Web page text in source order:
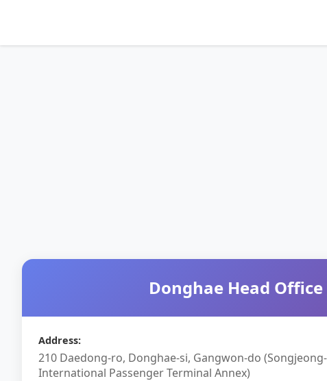
Donghae Head Office
Address:
210 Daedong-ro, Donghae-si, Gangwon-do
International Passenger Terminal Annex)